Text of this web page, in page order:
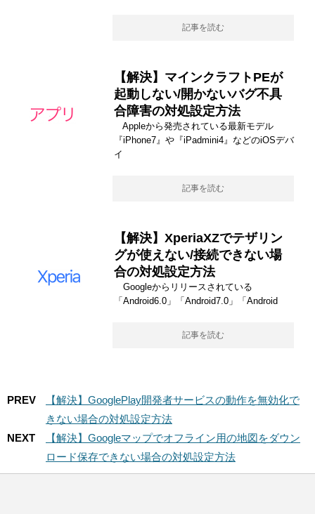
記事を読む
【解決】マインクラフトPEが
起動しない/開かないバグ不具
合障害の対処設定方法
Appleから発売されている最新モデル
『iPhone7』や『iPadmini4』などのiOSデバ
イ
記事を読む
【解決】XperiaXZでテザリン
グが使えない/接続できない場
合の対処設定方法
Googleからリリースされている
「Android6.0」「Android7.0」「Android
記事を読む
PREV
【解決】GooglePlay開発者サービスの動作を無効化で
きない場合の対処設定方法
NEXT
【解決】Googleマップでオフライン用の地図をダウン
ロード保存できない場合の対処設定方法